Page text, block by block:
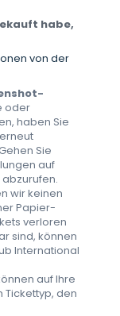
habe,
von der
oder
haben Sie
Sie
auf
wir keinen
Papier-
verloren
sind, können
International
auf Ihre
Tickettyp, den